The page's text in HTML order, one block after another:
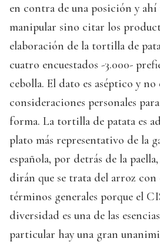
en contra de una posición y ahí
manipular sino citar los
elaboración de la tortilla de
cuatro encuestados -3.000-
cebolla. El dato es aséptico y no
consideraciones personales
forma. La tortilla de patata es
plato más representativo de la
española, por detrás de la
dirán que se trata del arroz con
términos generales porque el
diversidad es una de las
particular hay una gran